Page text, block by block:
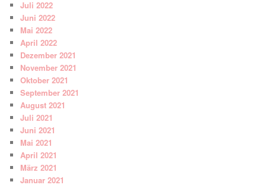
Juli 2022
Juni 2022
Mai 2022
April 2022
Dezember 2021
November 2021
Oktober 2021
September 2021
August 2021
Juli 2021
Juni 2021
Mai 2021
April 2021
März 2021
Januar 2021